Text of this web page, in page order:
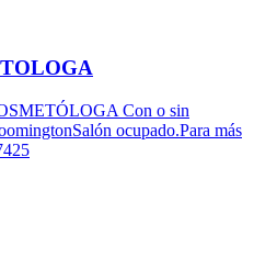
Con o sin
ocupado.Para más